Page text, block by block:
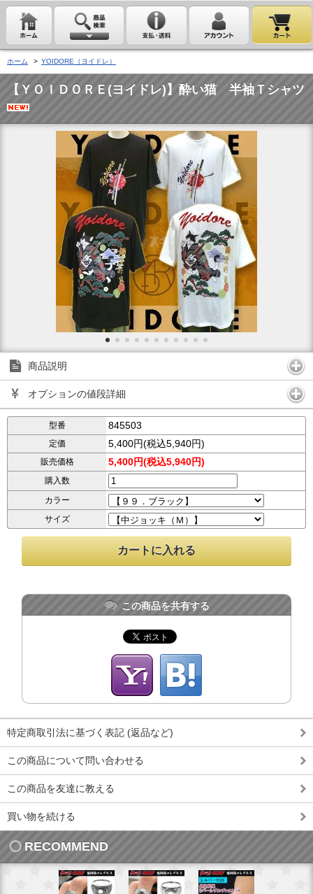
ホーム > YOIDORE（ヨイドレ）
【ＹＯＩＤＯＲＥ(ヨイドレ)】酔い猫 半袖Ｔシャツ
商品説明
オプションの値段詳細
型番 845503
定価 5,400円(税込5,940円)
販売価格 5,400円(税込5,940円)
購入数
カラー
サイズ
この商品を共有する
特定商取引法に基づく表記 (返品など)
この商品について問い合わせる
この商品を友達に教える
買い物を続ける
RECOMMEND